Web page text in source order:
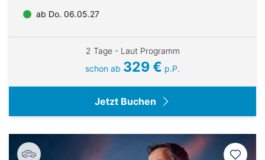
ab Do. 06.05.27
2 Tage - Laut Programm
schon ab 329 € p.P.
Jetzt Buchen